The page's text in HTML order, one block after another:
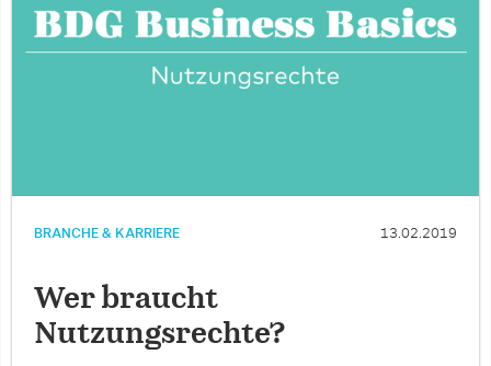
BRANCHE & KARRIERE 13.02.2019
Wer braucht
Nutzungsrechte?